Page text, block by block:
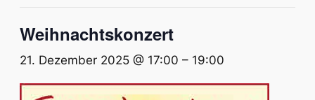
Weihnachtskonzert
21. Dezember 2025 @ 17:00 – 19:00